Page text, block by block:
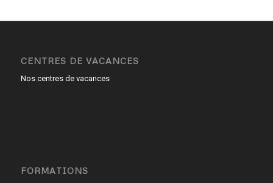
CENTRES DE VACANCES
Nos centres de vacances
FORMATIONS